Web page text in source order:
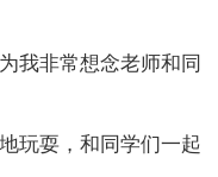
我非常想念老师和同
玩耍，和同学们一起